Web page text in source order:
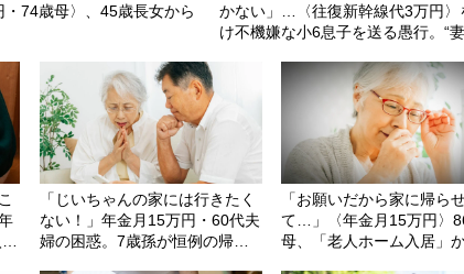
74歳母〉、45歳長女から
かない」…〈往復新幹線代3万円〉
け不機嫌な小6息子を送る愚行。“
「じいちゃんの家には行きたく
ない！」年金月15万円・60代夫
婦の困惑。7歳孫が恒例の帰省
「お願いだから家に帰ら
て…」〈年金月15万円〉
母、「老人ホーム入居」